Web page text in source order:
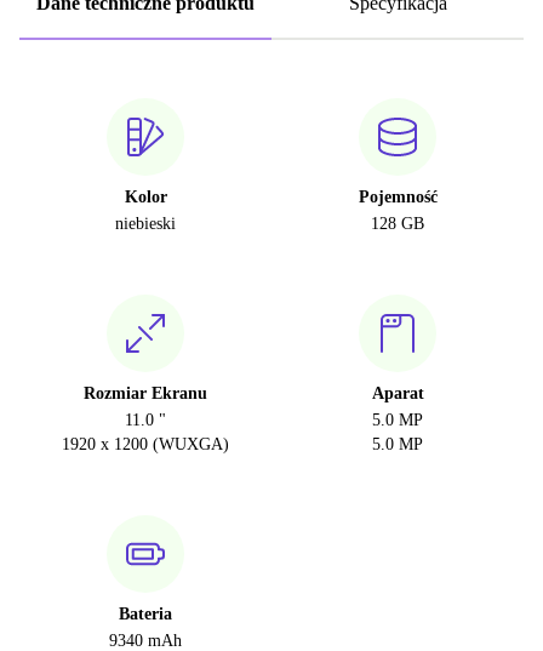
Kolor
niebieski
Pojemność
128 GB
Rozmiar Ekranu
11.0 "
1920 x 1200 (WUXGA)
Aparat
5.0 MP
5.0 MP
Bateria
9340 mAh